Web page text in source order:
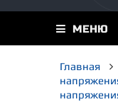
МЕНЮ
Главная